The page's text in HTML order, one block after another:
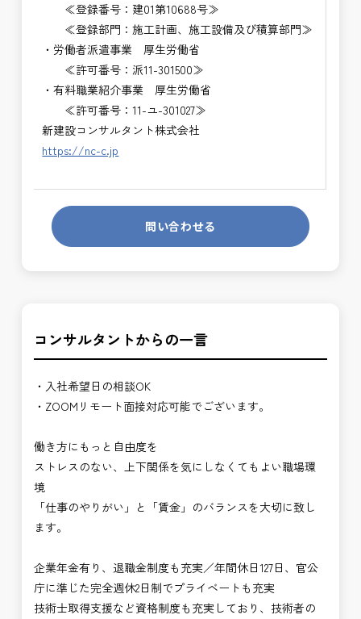
≪登録番号：建01第10688号≫
≪登録部門：施工計画、施工設備及び積算部門≫
・労働者派遣事業 厚生労働省
≪許可番号：派11-301500≫
・有料職業紹介事業 厚生労働省
≪許可番号：11-ユ-301027≫
新建設コンサルタント株式会社
https://nc-c.jp
問い合わせる
コンサルタントからの一言
・入社希望日の相談OK
・ZOOMリモート面接対応可能でございます。
働き方にもっと自由度を
ストレスのない、上下関係を気にしなくてもよい職場環
境
「仕事のやりがい」と「賃金」のバランスを大切に致し
ます。
企業年金有り、退職金制度も充実／年間休日127日、官公
庁に準じた完全週休2日制でプライベートも充実
技術士取得支援など資格制度も充実しており、技術者の